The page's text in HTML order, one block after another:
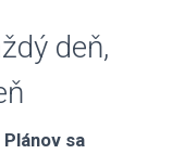
deň,
Plánov sa